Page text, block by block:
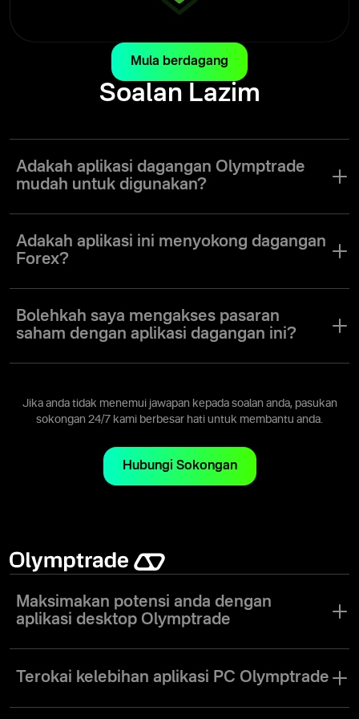
Mula berdagang
Soalan Lazim
Adakah aplikasi dagangan Olymptrade
mudah untuk digunakan?
dari semua peringkat untuk melayari antara muka dan
menggunakan semua alatan.
Adakah aplikasi ini menyokong dagangan
Forex?
mod dagangan, strategi dan aset sesuai untuk pengguna dengan
pelbagai gaya dagangan dan keutamaan.
Bolehkah saya mengakses pasaran
saham dengan aplikasi dagangan ini?
Jika anda tidak menemui jawapan kepada soalan anda, pasukan
sokongan 24/7 kami berbesar hati untuk membantu anda.
Hubungi Sokongan
Maksimakan potensi anda dengan
aplikasi desktop Olymptrade
aplikasi perdagangan untuk pasaran PC. Bagi memenuhi keperluan
pedagang baru dan berpengalaman, Olymptrade telah
membangunkan aplikasi perdagangan desktop yang unik dengan
Terokai kelebihan aplikasi PC Olymptrade